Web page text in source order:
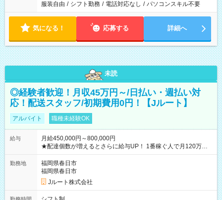
服装自由 / シフト勤務 / 電話対応なし / パソコンスキル不要
気になる！ 応募する 詳細へ
未読
◎経験者歓迎！月収45万円～/日払い・週払い対
応！配送スタッフ/初期費用0円！【Jルート】
アルバイト 職種未経験OK
給与
月給450,000円～800,000円
★配達個数が増えるとさらに給与UP！ 1番稼ぐ人で月120万ほ
ど！ ・主要都市エリア 月収55万円／週5日稼働 月収65万~112
万円／週6日稼働 ・地方郊外エリア 月収40万円／週5日稼働 月
収40万円~50万円／週6日稼働 ＜モデルイメージ＞ ■月収50万
円 (27歳男性/江東区在住)※元建築関係 1日150個配達×25日勤務
(日休み) ■月収80万円(43歳男性/墨田区在住)※元営業 1日200個
勤務地
福岡県春日市
福岡県春日市
Jルート株式会社